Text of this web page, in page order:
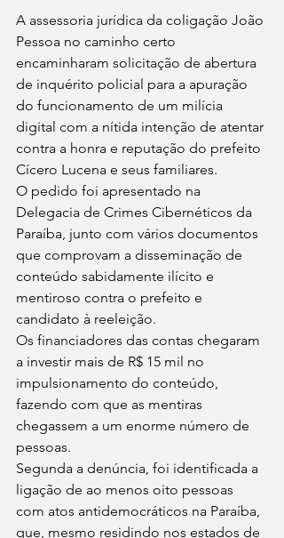
A assessoria jurídica da coligação João
Pessoa no caminho certo
encaminharam solicitação de abertura
de inquérito policial para a apuração
do funcionamento de um milícia
digital com a nítida intenção de atentar
contra a honra e reputação do prefeito
Cícero Lucena e seus familiares.
O pedido foi apresentado na
Delegacia de Crimes Cibernéticos da
Paraíba, junto com vários documentos
que comprovam a disseminação de
conteúdo sabidamente ilícito e
mentiroso contra o prefeito e
candidato à reeleição.
Os financiadores das contas chegaram
a investir mais de R$ 15 mil no
impulsionamento do conteúdo,
fazendo com que as mentiras
chegassem a um enorme número de
pessoas.
Segunda a denúncia, foi identificada a
ligação de ao menos oito pessoas
com atos antidemocráticos na Paraíba,
que, mesmo residindo nos estados de